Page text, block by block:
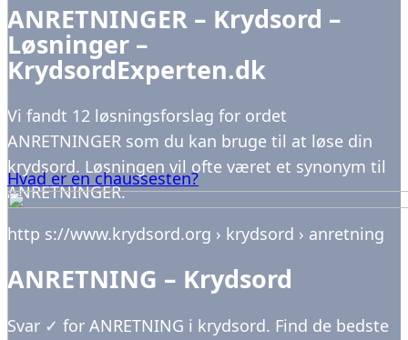
Hvad er en chaussesten?
ANRETNINGER – Krydsord –
Løsninger –
KrydsordExperten.dk
Vi fandt 12 løsningsforslag for ordet
ANRETNINGER som du kan bruge til at løse din
krydsord. Løsningen vil ofte været et synonym til
ANRETNINGER.
http s://www.krydsord.org › krydsord › anretning
ANRETNING – Krydsord
Svar ✓ for ANRETNING i krydsord. Find de bedste